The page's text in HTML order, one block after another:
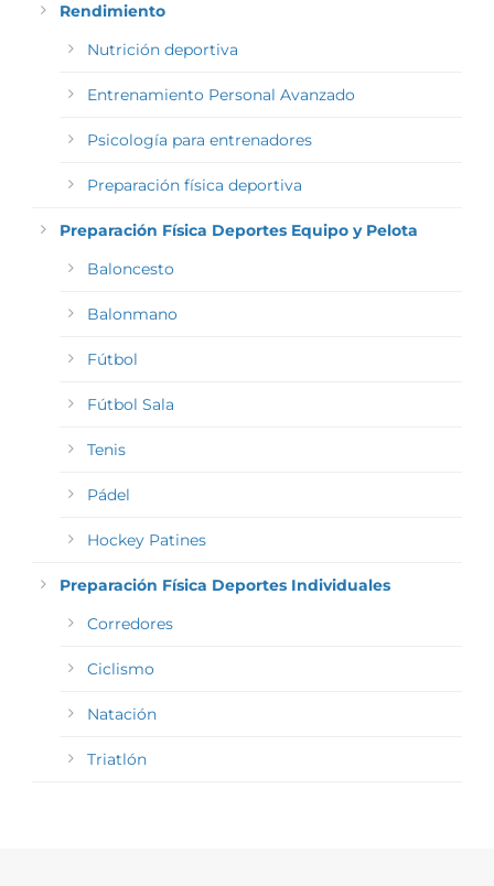
Rendimiento
Nutrición deportiva
Entrenamiento Personal Avanzado
Psicología para entrenadores
Preparación física deportiva
Preparación Física Deportes Equipo y Pelota
Baloncesto
Balonmano
Fútbol
Fútbol Sala
Tenis
Pádel
Hockey Patines
Preparación Física Deportes Individuales
Corredores
Ciclismo
Natación
Triatlón